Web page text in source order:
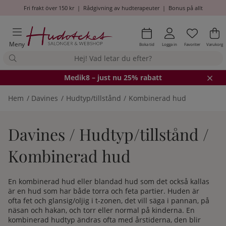
Fri frakt över 150 kr| Rådgivning av hudterapeuter| Bonus på allt
Meny Boka tid Logga in Antal i
.
Favoriter .
Varukorg
Medik8 – just nu 25% rabatt
Hem Davines Hudtyp/tillstånd Kombinerad hud
Davines / Hudtyp/tillstånd /
Kombinerad hud
En kombinerad hud eller blandad hud som det också kallas
är en hud som har både torra och feta partier. Huden är
ofta fet och glansig/oljig i t-zonen, det vill säga i pannan, på
näsan och hakan, och torr eller normal på kinderna. En
kombinerad hudtyp ändras ofta med årstiderna, den blir